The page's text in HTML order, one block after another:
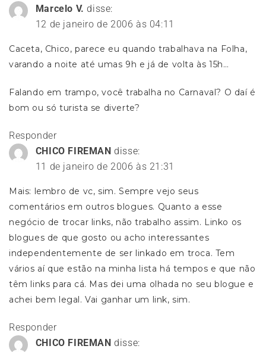
Marcelo V. disse:
12 de janeiro de 2006 às 04:11
Caceta, Chico, parece eu quando trabalhava na Folha,
varando a noite até umas 9h e já de volta às 15h…
Falando em trampo, você trabalha no Carnaval? O daí é
bom ou só turista se diverte?
Responder
CHICO FIREMAN disse:
11 de janeiro de 2006 às 21:31
Mais: lembro de vc, sim. Sempre vejo seus
comentários em outros blogues. Quanto a esse
negócio de trocar links, não trabalho assim. Linko os
blogues de que gosto ou acho interessantes
independentemente de ser linkado em troca. Tem
vários aí que estão na minha lista há tempos e que não
têm links para cá. Mas dei uma olhada no seu blogue e
achei bem legal. Vai ganhar um link, sim.
Responder
CHICO FIREMAN disse: